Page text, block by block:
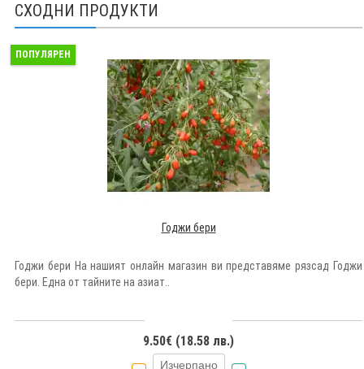
СХОДНИ ПРОДУКТИ
ПОПУЛЯРЕН
Годжи бери
Годжи бери На нашият онлайн магазин ви представяме рязсад Годжи
бери. Една от тайните на азиат..
9.50€ (18.58 лв.)
Изчерпано